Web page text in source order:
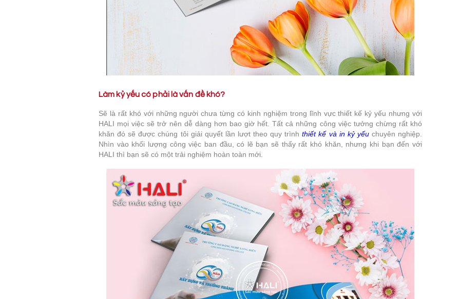
Làm kỷ yếu có phải là vấn đề khó?
Sẽ là rất khó với những người chưa từng có kinh nghiệm trong lĩnh vực thiết kế kỷ yếu nhưng với
HALI mọi việc sẽ trở nên dễ dàng hơn bao giờ hết. Tất cả những công việc tưởng chừng rất khó
khăn đó sẽ được chúng tôi giải quyết lần lượt theo quy trìnhthiết kế và in kỷ yếuchuyên nghiệp.
Nhìn vào khối lượng công việc ban đầu, có lẽ bạn sẽ thấy rất khó khăn, nhưng khi bạn đến với
HALI thì bạn sẽ có một trải nghiệm hoàn toàn mới.